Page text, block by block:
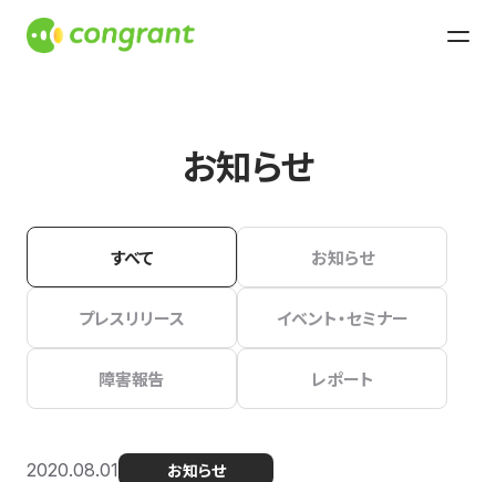
お知らせ
すべて お知らせ
プレスリリース イベント・セミナー
障害報告 レポート
2020.08.01 お知らせ